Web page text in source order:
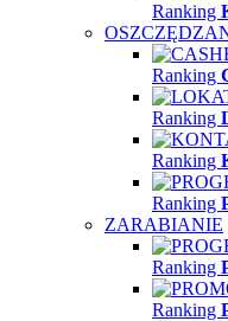
Ranking
Ranking
Ranking
Ranking
Ranking
ZARABIANIE
Ranking
Ranking